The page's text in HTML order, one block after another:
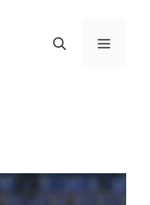
Menu